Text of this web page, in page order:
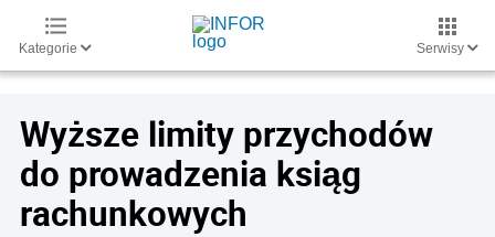
Kategorie Serwisy
Wyższe limity przychodów
do prowadzenia ksiąg
rachunkowych